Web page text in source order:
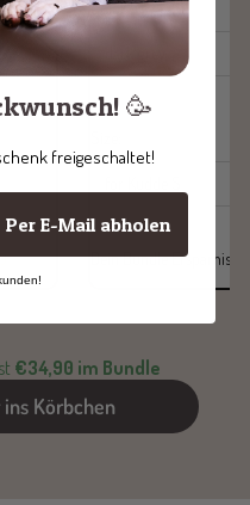
Color:dark grey
Dein Bundle Ersparnis:
€34,90 im Bundle
ins Körbchen
🥳
freigeschaltet!
Per E-Mail abholen